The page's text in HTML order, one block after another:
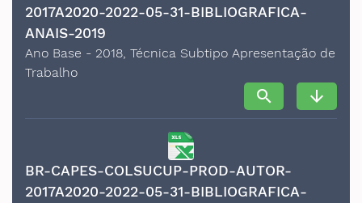
2017A2020-2022-05-31-BIBLIOGRAFICA-
ANAIS-2019
Ano Base - 2018, Técnica Subtipo Apresentação de
Trabalho
search arrow_downward
BR-CAPES-COLSUCUP-PROD-AUTOR-
2017A2020-2022-05-31-BIBLIOGRAFICA-